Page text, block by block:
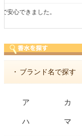
商品が早く届いたので
・ ブランド名で探す
ア カ
ハ マ